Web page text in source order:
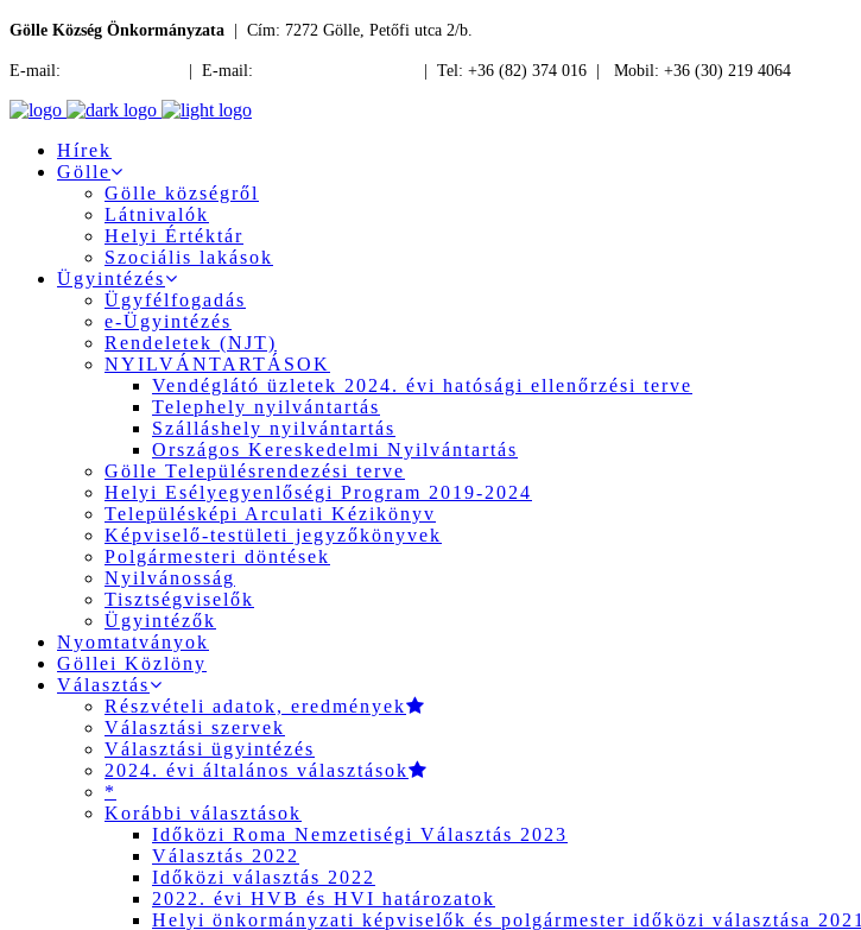
Gölle Község Önkormányzata | Cím: 7272 Gölle, Petőfi utca 2/b.
E-mail: | E-mail: | Tel: +36 (82) 374 016 | Mobil: +36 (30) 219 4064
Hírek
Gölle
Gölle községről
Látnivalók
Helyi Értéktár
Szociális lakások
Ügyintézés
Ügyfélfogadás
e-Ügyintézés
Rendeletek (NJT)
NYILVÁNTARTÁSOK
Vendéglátó üzletek 2024. évi hatósági ellenőrzési terve
Telephely nyilvántartás
Szálláshely nyilvántartás
Országos Kereskedelmi Nyilvántartás
Gölle Településrendezési terve
Helyi Esélyegyenlőségi Program 2019-2024
Településképi Arculati Kézikönyv
Képviselő-testületi jegyzőkönyvek
Polgármesteri döntések
Nyilvánosság
Tisztségviselők
Ügyintézők
Nyomtatványok
Göllei Közlöny
Választás
Részvételi adatok, eredmények
Választási szervek
Választási ügyintézés
2024. évi általános választások
*
Korábbi választások
Időközi Roma Nemzetiségi Választás 2023
Választás 2022
Időközi választás 2022
2022. évi HVB és HVI határozatok
Helyi önkormányzati képviselők és polgármester időközi választása 2021